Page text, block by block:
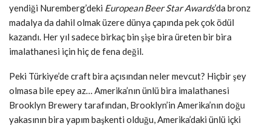
yendiği Nuremberg’deki European Beer Star Awards’da bronz
madalya da dahil olmak üzere dünya çapında pek çok ödül
kazandı. Her yıl sadece birkaç bin şişe bira üreten bir bira
imalathanesi için hiç de fena değil.
Peki Türkiye’de craft bira açısından neler mevcut? Hiçbir şey
olmasa bile epey az… Amerika’nın ünlü bira imalathanesi
Brooklyn Brewery tarafından, Brooklyn’in Amerika’nın doğu
yakasının bira yapım başkenti olduğu, Amerika’daki ünlü içki